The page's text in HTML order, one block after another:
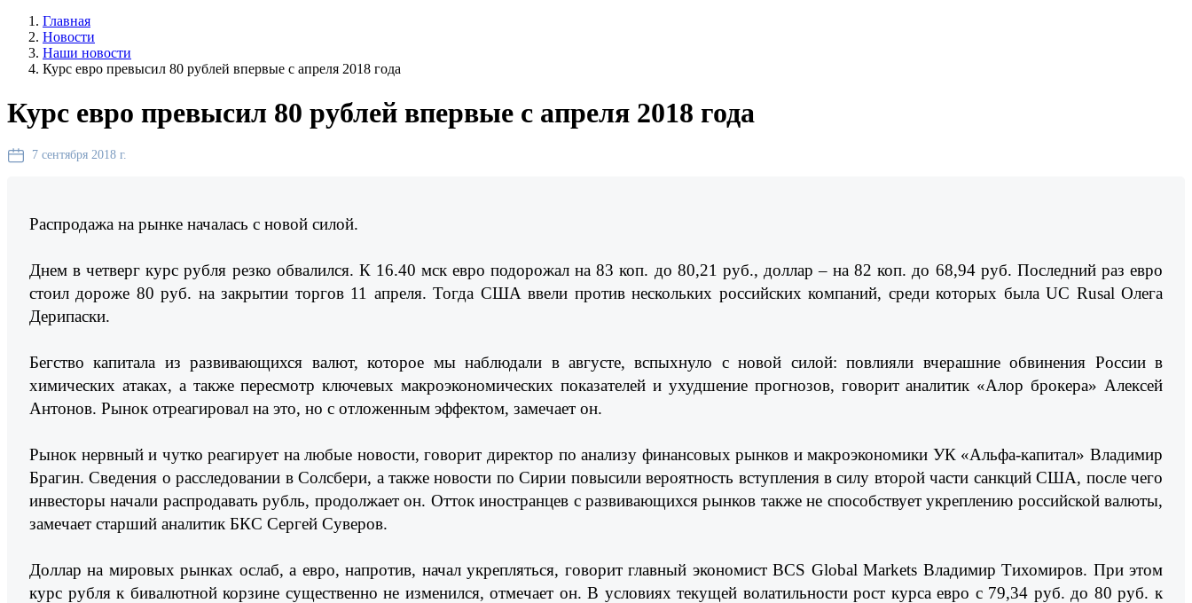
Главная
Новости
Наши новости
Курс евро превысил 80 рублей впервые с апреля 2018 года
Курс евро превысил 80 рублей впервые с апреля 2018 года
7 сентября 2018 г.
Распродажа на рынке началась с новой силой.
Днем в четверг курс рубля резко обвалился. К 16.40 мск евро подорожал на 83 коп. до 80,21 руб., доллар – на 82 коп. до 68,94 руб. Последний раз евро
стоил дороже 80 руб. на закрытии торгов 11 апреля. Тогда США ввели против нескольких российских компаний, среди которых была UC Rusal Олега
Дерипаски.
Бегство капитала из развивающихся валют, которое мы наблюдали в августе, вспыхнуло с новой силой: повлияли вчерашние обвинения России в
химических атаках, а также пересмотр ключевых макроэкономических показателей и ухудшение прогнозов, говорит аналитик «Алор брокера» Алексей
Антонов. Рынок отреагировал на это, но с отложенным эффектом, замечает он.
Рынок нервный и чутко реагирует на любые новости, говорит директор по анализу финансовых рынков и макроэкономики УК «Альфа-капитал» Владимир
Брагин. Сведения о расследовании в Солсбери, а также новости по Сирии повысили вероятность вступления в силу второй части санкций США, после чего
инвесторы начали распродавать рубль, продолжает он. Отток иностранцев с развивающихся рынков также не способствует укреплению российской валюты,
замечает старший аналитик БКС Сергей Суверов.
Доллар на мировых рынках ослаб, а евро, напротив, начал укрепляться, говорит главный экономист BCS Global Markets Владимир Тихомиров. При этом
курс рубля к бивалютной корзине существенно не изменился, отмечает он. В условиях текущей волатильности рост курса евро с 79,34 руб. до 80 руб. к